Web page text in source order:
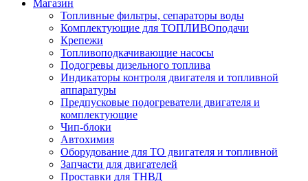
Магазин
Топливные фильтры, сепараторы воды
Комплектующие для ТОПЛИВОподачи
Крепежи
Топливоподкачивающие насосы
Подогревы дизельного топлива
Индикаторы контроля двигателя и топливной
аппаратуры
Предпусковые подогреватели двигателя и
комплектующие
Чип-блоки
Автохимия
Оборудование для ТО двигателя и топливной
Запчасти для двигателей
Проставки для ТНВД